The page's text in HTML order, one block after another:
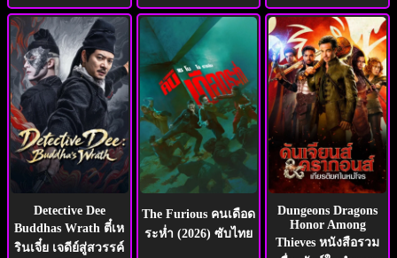
Detective Dee
Buddhas Wrath ตี๋เห
รินเจี๋ย เจดีย์สู่สวรรค์
The Furious คนเดือด
ระห่ำ (2026) ซับไทย
Dungeons Dragons
Honor Among
Thieves หนังสือรวม